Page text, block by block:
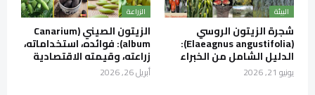
البيئة
شجرة الزيتون الروسي
(Elaeagnus angustifolia):
الدليل الشامل من الخبراء
يونيو 21, 2026
الزراعة
الزيتون الصيني (Canarium
album): فوائده، استخداماته،
زراعته، وقيمته الاقتصادية
أبريل 26, 2026